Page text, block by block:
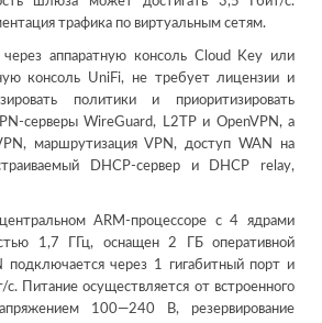
трафика по виртуальным сетям.
аппаратную консоль Cloud Key или
консоль UniFi, не требует лицензии и
политики и приоритизировать
серверы WireGuard, L2TP и OpenVPN, а
маршрутизация VPN, доступ WAN на
DHCP-сервер и DHCP relay,
ARM-процессоре с 4 ядрами
1,7 ГГц, оснащен 2 ГБ оперативной
через 1 гигабитный порт и
Питание осуществляется от встроенного
100—240 В, резервирование